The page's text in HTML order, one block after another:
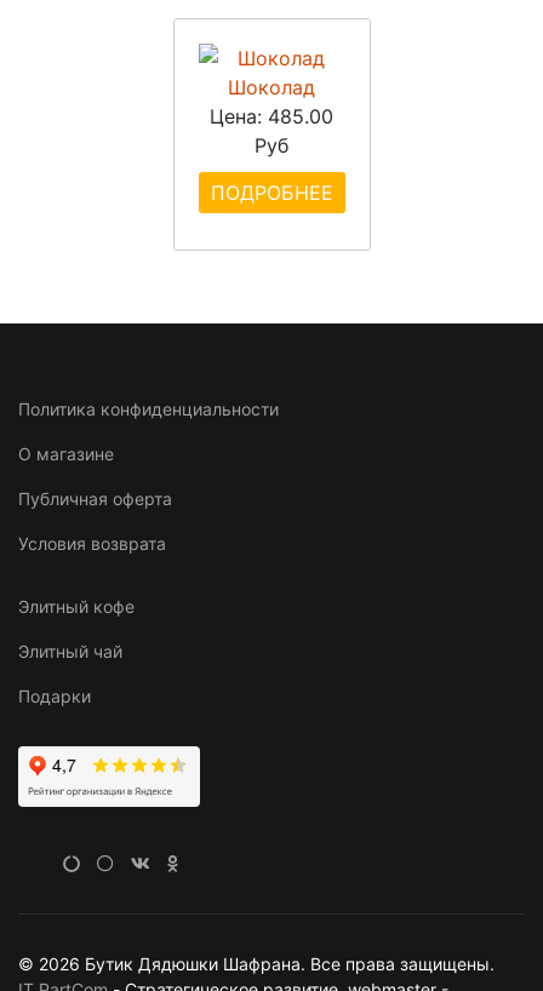
Шоколад
Цена: 485.00
Руб
ПОДРОБНЕЕ
Политика конфиденциальности
О магазине
Публичная оферта
Условия возврата
Элитный кофе
Элитный чай
Подарки
© 2026 Бутик Дядюшки Шафрана. Все права защищены.